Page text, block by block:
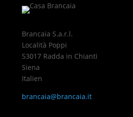
Brancaia S.a.r.l.
Località Poppi
53017 Radda in Chianti
Siena
Italien
brancaia@brancaia.it